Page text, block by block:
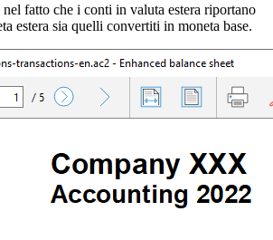
fatto che i conti in valuta estera riportano
estera sia quelli convertiti in moneta base.